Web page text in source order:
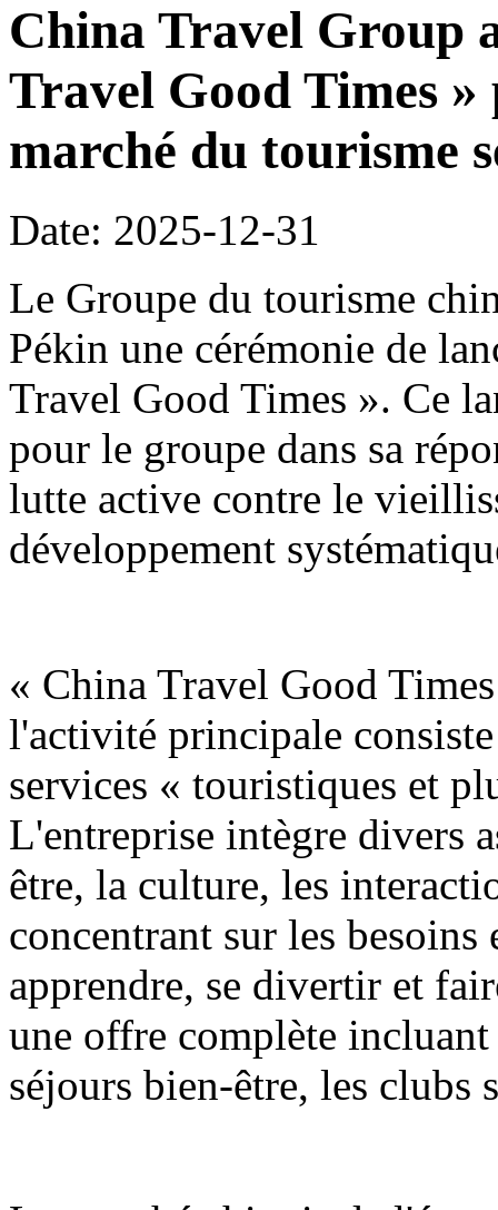
China Travel Group
Travel Good Times »
marché du tourisme
Date: 2025-12-31
Le Groupe du tourisme
Pékin une cérémonie de
Travel Good Times ». Ce
pour le groupe dans sa
lutte active contre le
développement
« China Travel Good
l'activité principale
services « touristiques et
L'entreprise intègre divers
être, la culture, les
concentrant sur les
apprendre, se divertir et
une offre complète
séjours bien-être, les clubs